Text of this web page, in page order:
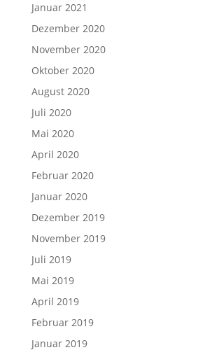
Januar 2021
Dezember 2020
November 2020
Oktober 2020
August 2020
Juli 2020
Mai 2020
April 2020
Februar 2020
Januar 2020
Dezember 2019
November 2019
Juli 2019
Mai 2019
April 2019
Februar 2019
Januar 2019